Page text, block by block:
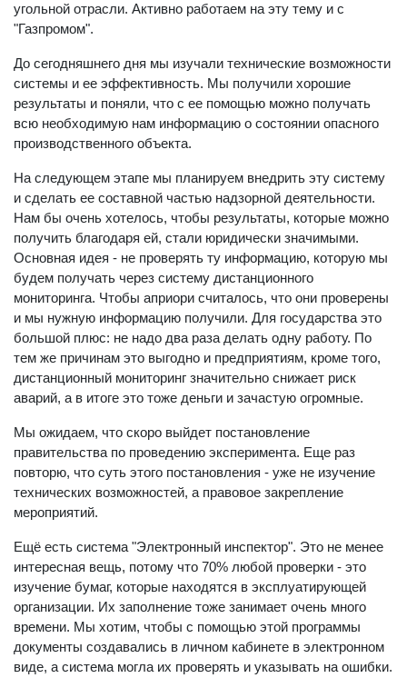
угольной отрасли. Активно работаем на эту тему и с
"Газпромом".
До сегодняшнего дня мы изучали технические возможности
системы и ее эффективность. Мы получили хорошие
результаты и поняли, что с ее помощью можно получать
всю необходимую нам информацию о состоянии опасного
производственного объекта.
На следующем этапе мы планируем внедрить эту систему
и сделать ее составной частью надзорной деятельности.
Нам бы очень хотелось, чтобы результаты, которые можно
получить благодаря ей, стали юридически значимыми.
Основная идея - не проверять ту информацию, которую мы
будем получать через систему дистанционного
мониторинга. Чтобы априори считалось, что они проверены
и мы нужную информацию получили. Для государства это
большой плюс: не надо два раза делать одну работу. По
тем же причинам это выгодно и предприятиям, кроме того,
дистанционный мониторинг значительно снижает риск
аварий, а в итоге это тоже деньги и зачастую огромные.
Мы ожидаем, что скоро выйдет постановление
правительства по проведению эксперимента. Еще раз
повторю, что суть этого постановления - уже не изучение
технических возможностей, а правовое закрепление
мероприятий.
Ещё есть система "Электронный инспектор". Это не менее
интересная вещь, потому что 70% любой проверки - это
изучение бумаг, которые находятся в эксплуатирующей
организации. Их заполнение тоже занимает очень много
времени. Мы хотим, чтобы с помощью этой программы
документы создавались в личном кабинете в электронном
виде, а система могла их проверять и указывать на ошибки.